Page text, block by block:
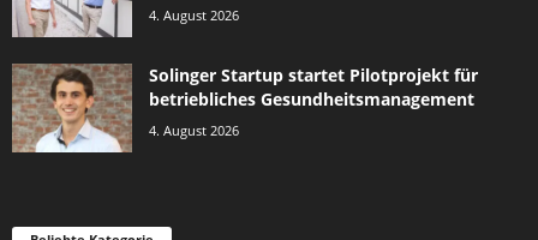
4. August 2026
Solinger Startup startet Pilotprojekt für
betriebliches Gesundheitsmanagement
4. August 2026